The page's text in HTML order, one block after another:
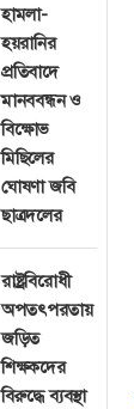
হামলা-
হয়রানির
প্রতিবাদে
মানববন্ধন ও
বিক্ষোভ
মিছিলের
ঘোষণা জবি
ছাত্রদলের
রাষ্ট্রবিরোধী
অপতৎপরতায়
জড়িত
শিক্ষকদের
বিরুদ্ধে ব্যবস্থা